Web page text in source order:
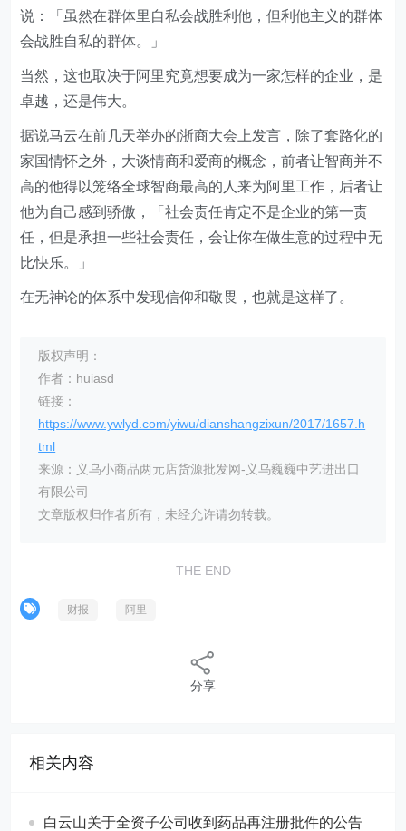
说：「虽然在群体里自私会战胜利他，但利他主义的群体
会战胜自私的群体。」
当然，这也取决于阿里究竟想要成为一家怎样的企业，是
卓越，还是伟大。
据说马云在前几天举办的浙商大会上发言，除了套路化的
家国情怀之外，大谈情商和爱商的概念，前者让智商并不
高的他得以笼络全球智商最高的人来为阿里工作，后者让
他为自己感到骄傲，「社会责任肯定不是企业的第一责
任，但是承担一些社会责任，会让你在做生意的过程中无
比快乐。」
在无神论的体系中发现信仰和敬畏，也就是这样了。
版权声明：
作者：huiasd
链接：
https://www.ywlyd.com/yiwu/dianshangzixun/2017/1657.h
tml
来源：义乌小商品两元店货源批发网-义乌巍巍中艺进出口
有限公司
文章版权归作者所有，未经允许请勿转载。
THE END
财报 阿里
分享
相关内容
白云山关于全资子公司收到药品再注册批件的公告